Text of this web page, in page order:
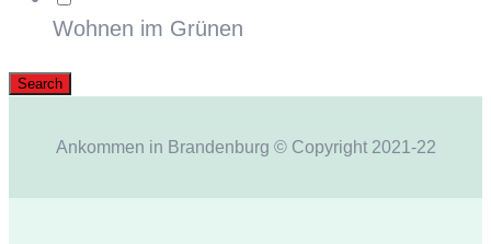
Wohnen im Grünen
Ankommen in Brandenburg © Copyright 2021-22